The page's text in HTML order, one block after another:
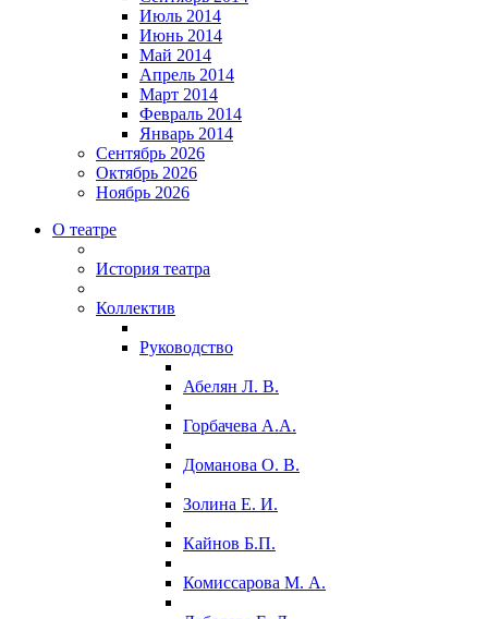
Июль 2014
Июнь 2014
Май 2014
Апрель 2014
Март 2014
Февраль 2014
Январь 2014
Сентябрь 2026
Октябрь 2026
Ноябрь 2026
О театре
История театра
Коллектив
Руководство
Абелян Л. В.
Горбачева А.А.
Доманова О. В.
Золина Е. И.
Кайнов Б.П.
Комиссарова М. А.